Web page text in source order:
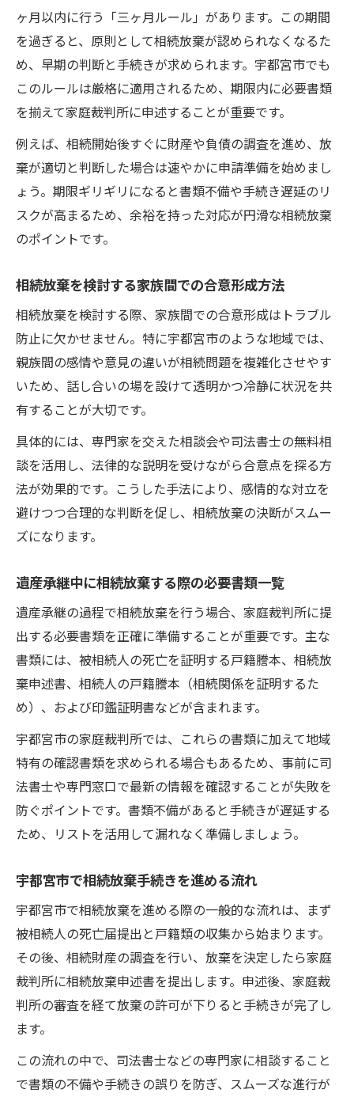
ヶ月以内に行う「三ヶ月ルール」があります。この期間
を過ぎると、原則として相続放棄が認められなくなるた
め、早期の判断と手続きが求められます。宇都宮市でも
このルールは厳格に適用されるため、期限内に必要書類
を揃えて家庭裁判所に申述することが重要です。
例えば、相続開始後すぐに財産や負債の調査を進め、放
棄が適切と判断した場合は速やかに申請準備を始めまし
ょう。期限ギリギリになると書類不備や手続き遅延のリ
スクが高まるため、余裕を持った対応が円滑な相続放棄
のポイントです。
相続放棄を検討する家族間での合意形成方法
相続放棄を検討する際、家族間での合意形成はトラブル
防止に欠かせません。特に宇都宮市のような地域では、
親族間の感情や意見の違いが相続問題を複雑化させやす
いため、話し合いの場を設けて透明かつ冷静に状況を共
有することが大切です。
具体的には、専門家を交えた相談会や司法書士の無料相
談を活用し、法律的な説明を受けながら合意点を探る方
法が効果的です。こうした手法により、感情的な対立を
避けつつ合理的な判断を促し、相続放棄の決断がスムー
ズになります。
遺産承継中に相続放棄する際の必要書類一覧
遺産承継の過程で相続放棄を行う場合、家庭裁判所に提
出する必要書類を正確に準備することが重要です。主な
書類には、被相続人の死亡を証明する戸籍謄本、相続放
棄申述書、相続人の戸籍謄本（相続関係を証明するた
め）、および印鑑証明書などが含まれます。
宇都宮市の家庭裁判所では、これらの書類に加えて地域
特有の確認書類を求められる場合もあるため、事前に司
法書士や専門窓口で最新の情報を確認することが失敗を
防ぐポイントです。書類不備があると手続きが遅延する
ため、リストを活用して漏れなく準備しましょう。
宇都宮市で相続放棄手続きを進める流れ
宇都宮市で相続放棄を進める際の一般的な流れは、まず
被相続人の死亡届提出と戸籍類の収集から始まります。
その後、相続財産の調査を行い、放棄を決定したら家庭
裁判所に相続放棄申述書を提出します。申述後、家庭裁
判所の審査を経て放棄の許可が下りると手続きが完了し
ます。
この流れの中で、司法書士などの専門家に相談すること
で書類の不備や手続きの誤りを防ぎ、スムーズな進行が